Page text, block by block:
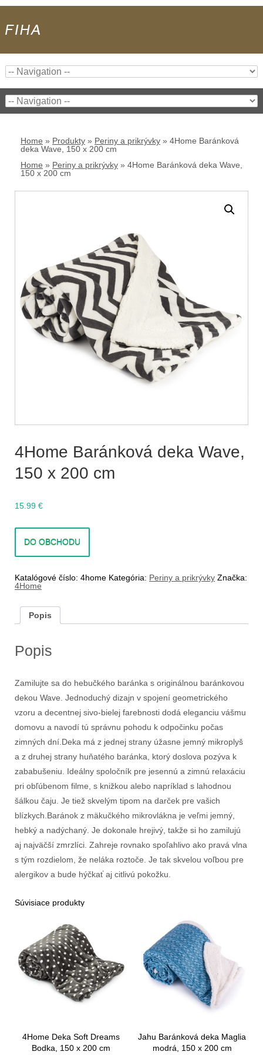
Home » Produkty » Periny a prikrývky » 4Home Baránková
deka Wave, 150 x 200 cm
Home » Periny a prikrývky » 4Home Baránková deka Wave,
150 x 200 cm
4Home Baránková deka Wave,
150 x 200 cm
15.99 €
DO OBCHODU
Katalógové číslo: 4home Kategória: Periny a prikrývky Značka:
4Home
Popis
Popis
Zamilujte sa do hebučkého baránka s originálnou baránkovou
dekou Wave. Jednoduchý dizajn v spojení geometrického
vzoru a decentnej sivo-bielej farebnosti dodá eleganciu vášmu
domovu a navodí tú správnu pohodu k odpočinku počas
zimných dní.Deka má z jednej strany úžasne jemný mikroplyš
a z druhej strany huňatého baránka, ktorý doslova pozýva k
zababušeniu. Ideálny spoločník pre jesennú a zimnú relaxáciu
pri obľúbenom filme, s knižkou alebo napríklad s lahodnou
šálkou čaju. Je tiež skvelým tipom na darček pre vašich
blízkych.Baránok z mäkučkého mikrovlákna je veľmi jemný,
hebký a nadýchaný. Je dokonale hrejivý, takže si ho zamilujú
aj najväčší zmrzlíci. Zahreje rovnako spoľahlivo ako pravá vlna
s tým rozdielom, že neláka roztoče. Je tak skvelou voľbou pre
alergikov a bude hýčkať aj citlivú pokožku.
Súvisiace produkty
4Home Deka Soft Dreams
Bodka, 150 x 200 cm
Jahu Baránková deka Maglia
modrá, 150 x 200 cm